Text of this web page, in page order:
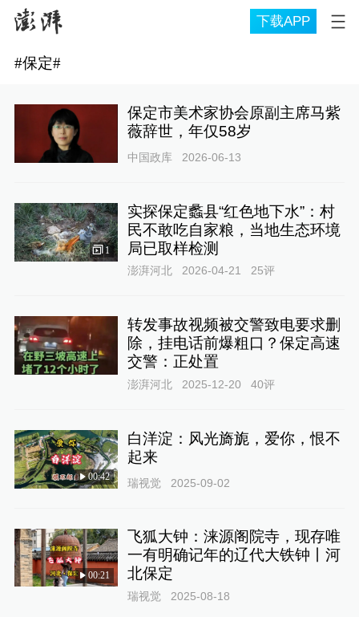
下载APP
#保定#
保定市美术家协会原副主席马紫
薇辞世，年仅58岁
中国政库 2026-06-13
1
实探保定蠡县“红色地下水”：村
民不敢吃自家粮，当地生态环境
局已取样检测
澎湃河北 2026-04-21 25评
转发事故视频被交警致电要求删
除，挂电话前爆粗口？保定高速
交警：正处置
澎湃河北 2025-12-20 40评
00:42
白洋淀：风光旖旎，爱你，恨不
起来
瑞视觉 2025-09-02
00:21
飞狐大钟：涞源阁院寺，现存唯
一有明确记年的辽代大铁钟丨河
北保定
瑞视觉 2025-08-18